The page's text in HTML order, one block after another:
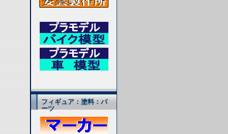
フィギュア：塗料：パ
ーツ